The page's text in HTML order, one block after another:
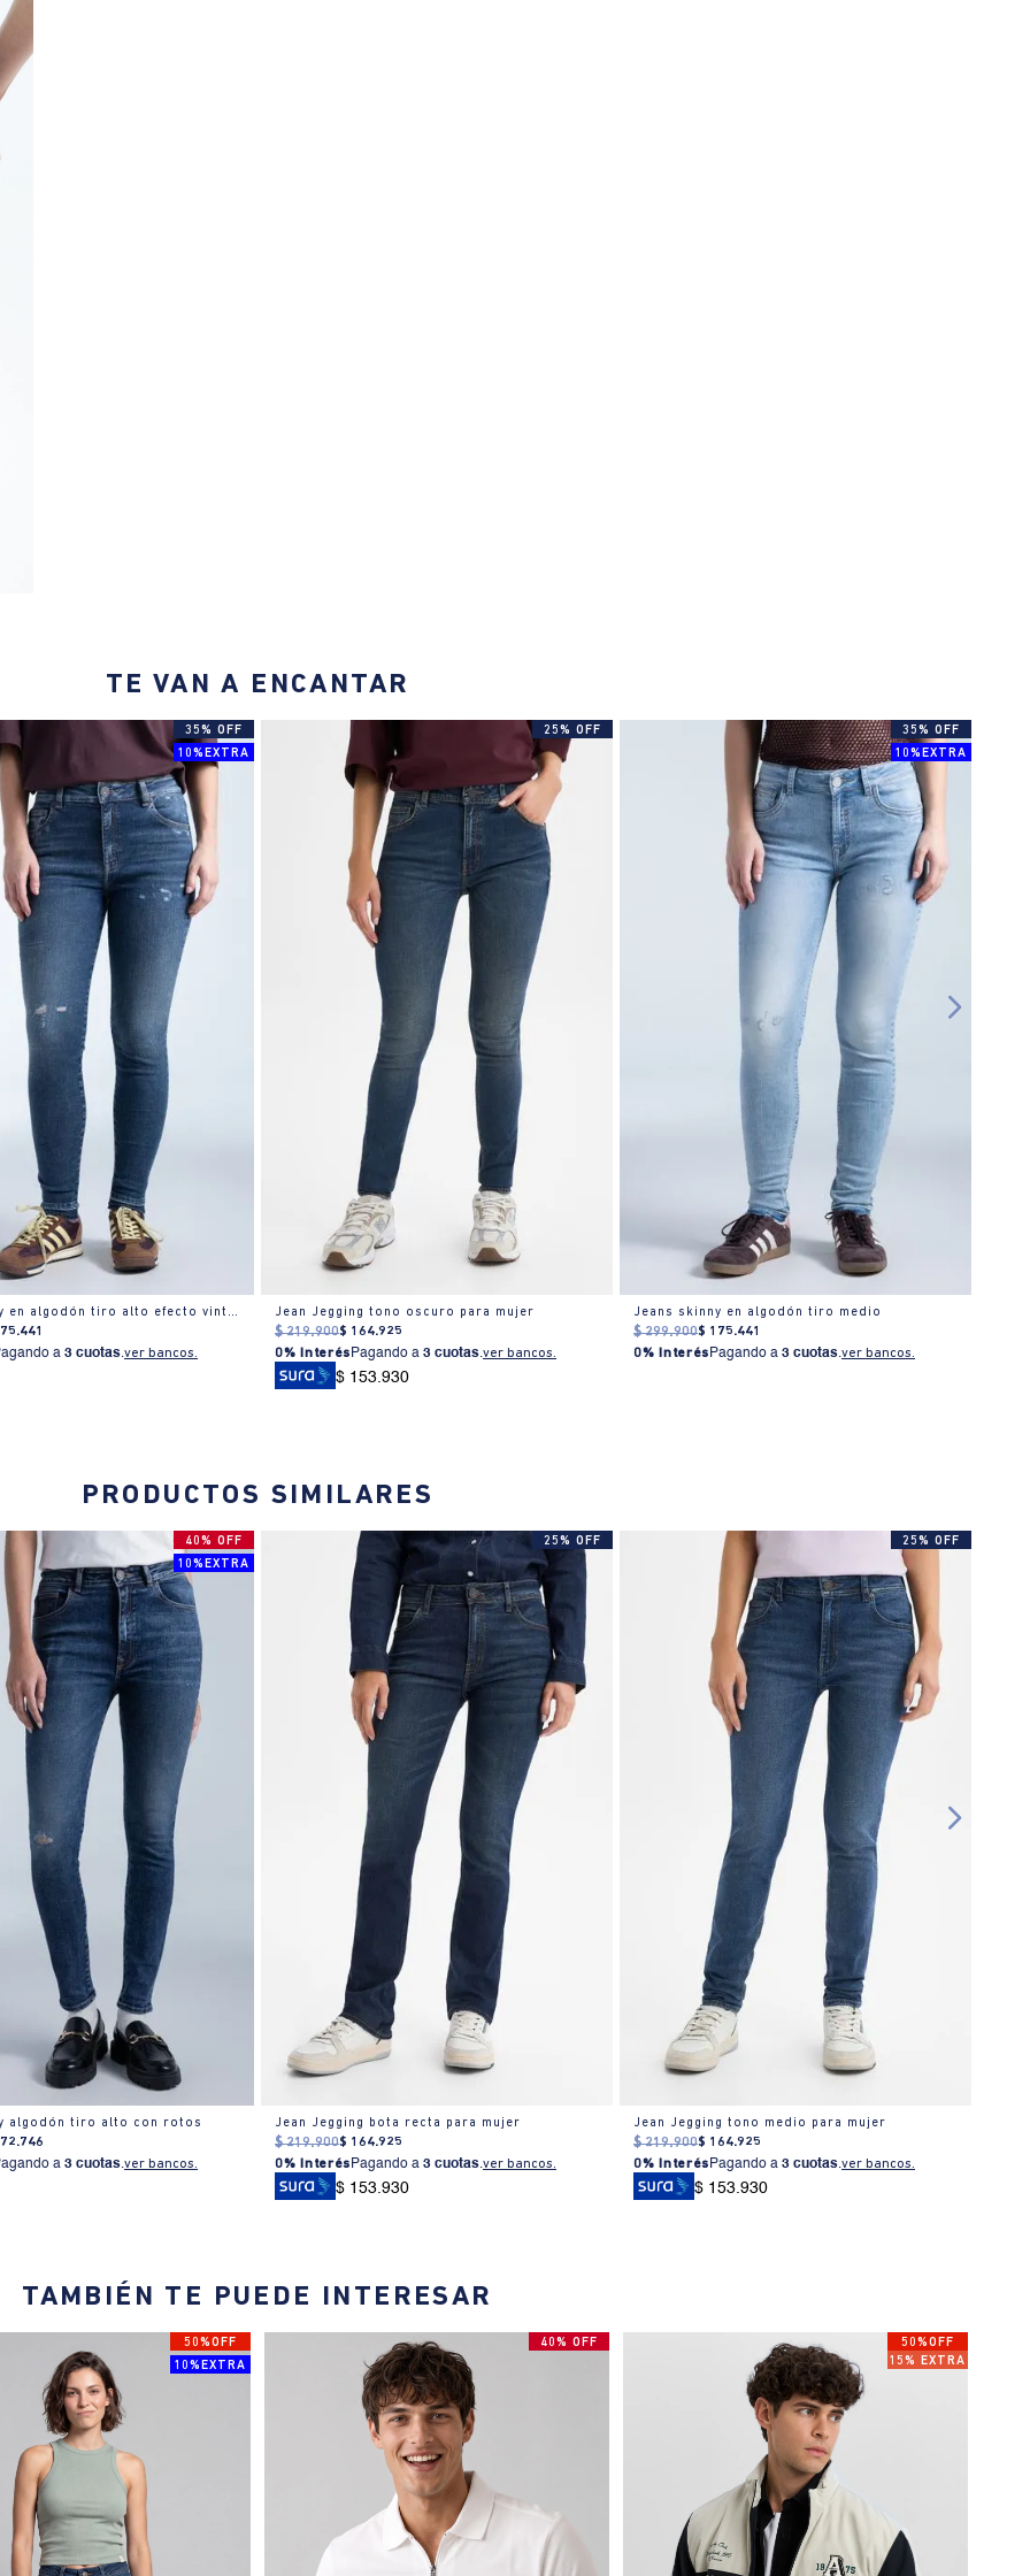
TE VAN A ENCANTAR
35% OFF
10%EXTRA
Jeans skinny en algodón tiro alto efecto vintage
.441
a3 cuotas.ver bancos.
25% OFF
Jean Jegging tono oscuro para mujer
$ 219.900$ 164.925
0% Interés Pagando a3 cuotas.ver bancos.
$ 153.930
35% OFF
10%EXTRA
Jeans skinny en algodón tiro medio
$ 299.900$ 175.441
0% Interés Pagando a3 cuotas.ver bancos.
PRODUCTOS SIMILARES
40% OFF
10%EXTRA
algodón tiro alto con rotos
.746
a3 cuotas.ver bancos.
25% OFF
Jean Jegging bota recta para mujer
$ 219.900$ 164.925
0% Interés Pagando a3 cuotas.ver bancos.
$ 153.930
25% OFF
Jean Jegging tono medio para mujer
$ 219.900$ 164.925
0% Interés Pagando a3 cuotas.ver bancos.
$ 153.930
TAMBIÉN TE PUEDE INTERESAR
50%OFF
10%EXTRA
40% OFF
50%OFF
15% EXTRA